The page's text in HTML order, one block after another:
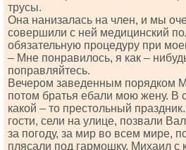
трусы.
Она нанизалась на член, и мы
совершили с ней медицинский
обязательную процедуру при
– Мне понравилось, я как –
поправляйтесь.
Вечером заведенным порядком
потом братья ебали мою жену. В
какой – то престольный
гости, сели на улице, позвали
за погоду, за мир во всем мире,
плясали под гармошку. Михаил с